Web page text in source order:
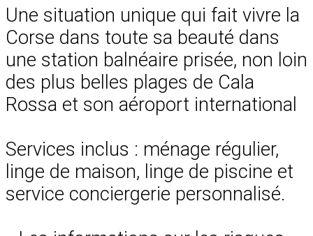
Une situation unique qui fait vivre la
Corse dans toute sa beauté dans
une station balnéaire prisée, non loin
des plus belles plages de Cala
Rossa et son aéroport international
Services inclus : ménage régulier,
linge de maison, linge de piscine et
service conciergerie personnalisé.